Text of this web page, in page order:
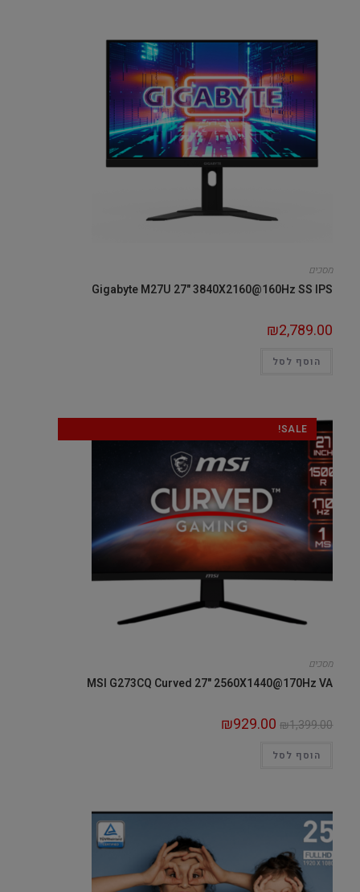
מסכים
Gigabyte M27U 27" 3840X2160@160Hz SS IPS
₪2,789.00
הוסף לסל
SALE!
מסכים
MSI G273CQ Curved 27" 2560X1440@170Hz VA
₪1,399.00
₪929.00
הוסף לסל